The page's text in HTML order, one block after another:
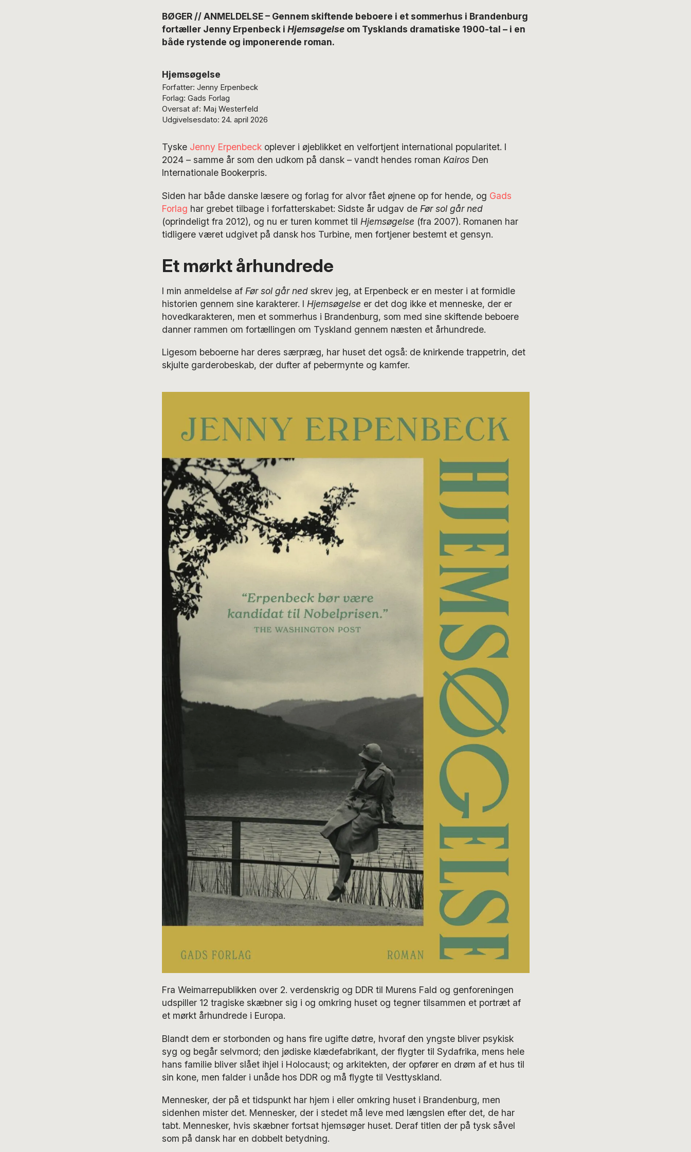
BØGER // ANMELDELSE – Gennem skiftende beboere i et sommerhus i Brandenburg
fortæller Jenny Erpenbeck i Hjemsøgelseom Tysklands dramatiske 1900-tal – i en
både rystende og imponerende roman.
Hjemsøgelse
Forfatter: Jenny Erpenbeck
Forlag: Gads Forlag
Oversat af: Maj Westerfeld
Udgivelsesdato: 24. april 2026
Tyske Jenny Erpenbeckoplever i øjeblikket en velfortjent international popularitet. I
2024 – samme år som den udkom på dansk – vandt hendes roman Kairos Den
Internationale Bookerpris.
Siden har både danske læsere og forlag for alvor fået øjnene op for hende, og Gads
Forlag har grebet tilbage i forfatterskabet: Sidste år udgav de Før sol går ned
(oprindeligt fra 2012), og nu er turen kommet til Hjemsøgelse (fra 2007). Romanen har
tidligere været udgivet på dansk hos Turbine, men fortjener bestemt et gensyn.
Et mørkt århundrede
I min anmeldelse af Før sol går nedskrev jeg, at Erpenbeck er en mester i at formidle
historien gennem sine karakterer. I Hjemsøgelse er det dog ikke et menneske, der er
hovedkarakteren, men et sommerhus i Brandenburg, som med sine skiftende beboere
danner rammen om fortællingen om Tyskland gennem næsten et århundrede.
Ligesom beboerne har deres særpræg, har huset det også: de knirkende trappetrin, det
skjulte garderobeskab, der dufter af pebermynte og kamfer.
Fra Weimarrepublikken over 2. verdenskrig og DDR til Murens Fald og genforeningen
udspiller 12 tragiske skæbner sig i og omkring huset og tegner tilsammen et portræt af
et mørkt århundrede i Europa.
Blandt dem er storbonden og hans fire ugifte døtre, hvoraf den yngste bliver psykisk
syg og begår selvmord; den jødiske klædefabrikant, der flygter til Sydafrika, mens hele
hans familie bliver slået ihjel i Holocaust; og arkitekten, der opfører en drøm af et hus til
sin kone, men falder i unåde hos DDR og må flygte til Vesttyskland.
Mennesker, der på et tidspunkt har hjem i eller omkring huset i Brandenburg, men
sidenhen mister det. Mennesker, der i stedet må leve med længslen efter det, de har
tabt. Mennesker, hvis skæbner fortsat hjemsøger huset. Deraf titlen der på tysk såvel
som på dansk har en dobbelt betydning.